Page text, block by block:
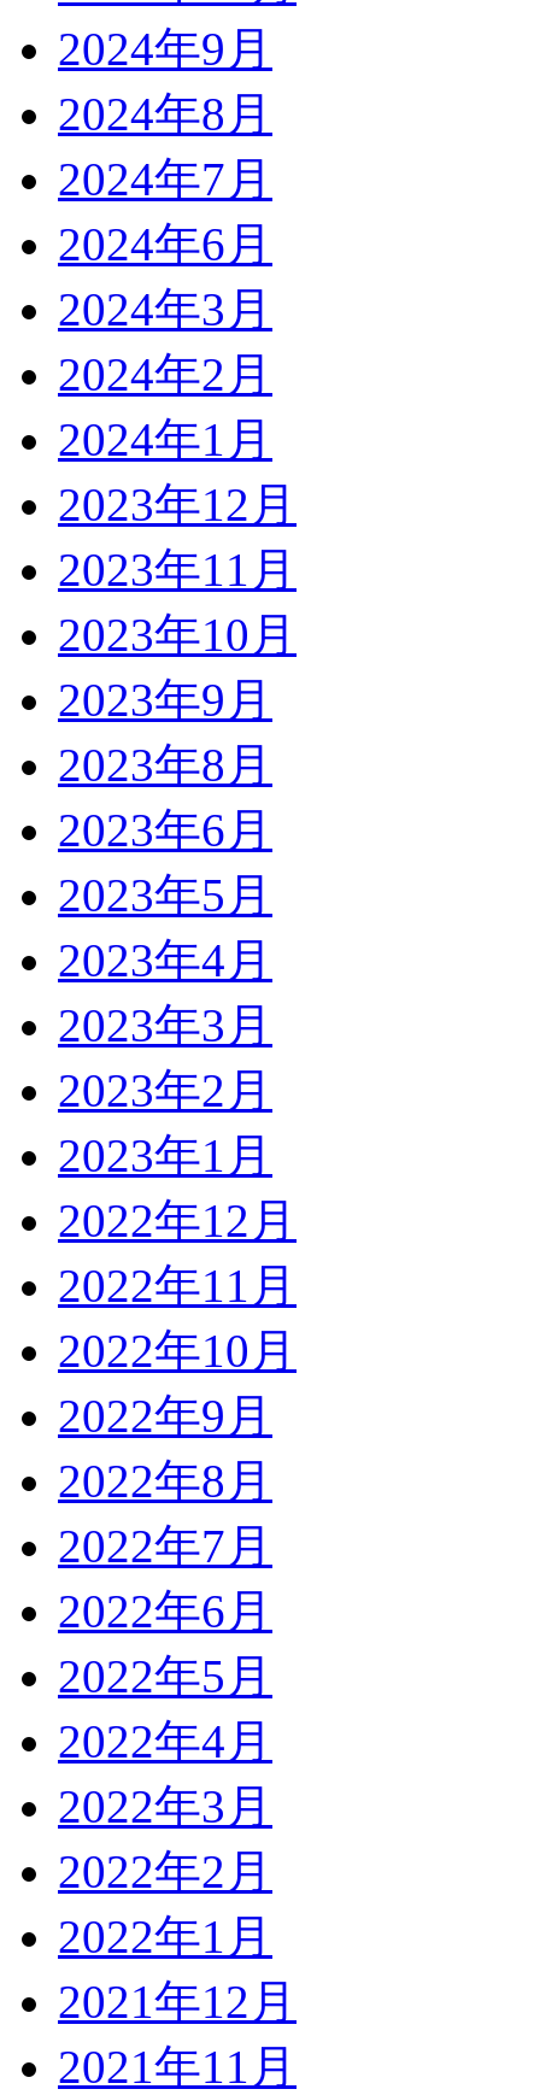
2024年9月
2024年8月
2024年7月
2024年6月
2024年3月
2024年2月
2024年1月
2023年12月
2023年11月
2023年10月
2023年9月
2023年8月
2023年6月
2023年5月
2023年4月
2023年3月
2023年2月
2023年1月
2022年12月
2022年11月
2022年10月
2022年9月
2022年8月
2022年7月
2022年6月
2022年5月
2022年4月
2022年3月
2022年2月
2022年1月
2021年12月
2021年11月